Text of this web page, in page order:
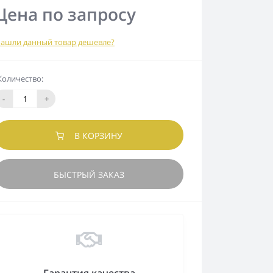
по запросу
данный товар дешевле?
-
+
В КОРЗИНУ
БЫСТРЫЙ ЗАКАЗ